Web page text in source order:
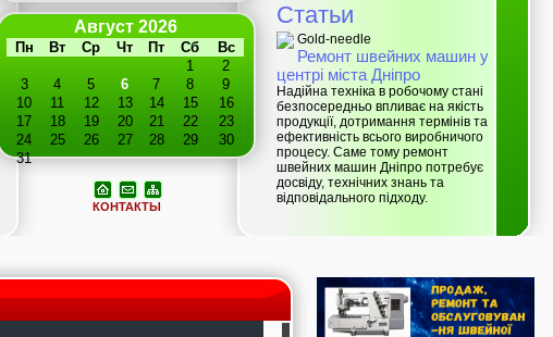
Август 2026
Пн Вт Ср Чт Пт Сб
Вс
1
2
3
4 5 6 7 8
9
10
11 12 13 14 15
16
17
18 19 20 21 22
23
24
25 26 27 28 29
30
31
КОНТАКТЫ
Статьи
Gold-needle
Ремонт швейних машин у
центрі міста Дніпро
Надійна техніка в робочому стані
безпосередньо впливає на якість
продукції, дотримання термінів та
ефективність всього виробничого
процесу. Саме тому ремонт
швейних машин Дніпро потребує
досвіду, технічних знань та
відповідального підходу.